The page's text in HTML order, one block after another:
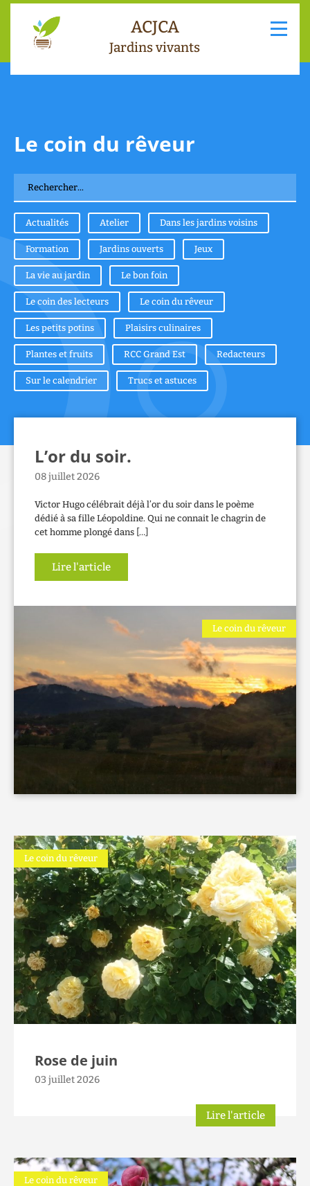
ACJCA
Jardins vivants
Le coin du rêveur
Actualités Atelier Dans les jardins voisins
Formation Jardins ouverts Jeux
La vie au jardin Le bon foin
Le coin des lecteurs Le coin du rêveur
Les petits potins Plaisirs culinaires
Plantes et fruits RCC Grand Est Redacteurs
Sur le calendrier Trucs et astuces
L’or du soir.
08 juillet 2026
Victor Hugo célébrait déjà l’or du soir dans le poème
dédié à sa fille Léopoldine. Qui ne connait le chagrin de
cet homme plongé dans […]
Lire l'article
Le coin du rêveur
Le coin du rêveur
Rose de juin
03 juillet 2026
Lire l'article
Le coin du rêveur